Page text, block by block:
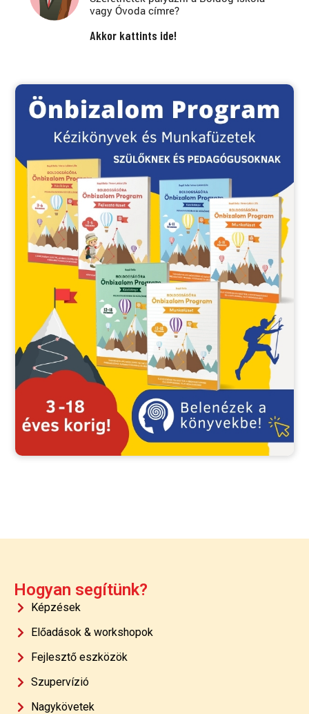
vagy Óvoda címre?
Akkor kattints ide!
Hogyan segítünk?
Képzések
Előadások & workshopok
Fejlesztő eszközök
Szupervízió
Nagykövetek